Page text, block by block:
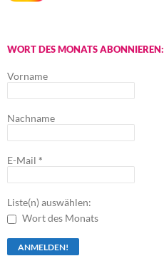
WORT DES MONATS ABONNIEREN:
Vorname
Nachname
E-Mail *
Liste(n) auswählen:
Wort des Monats